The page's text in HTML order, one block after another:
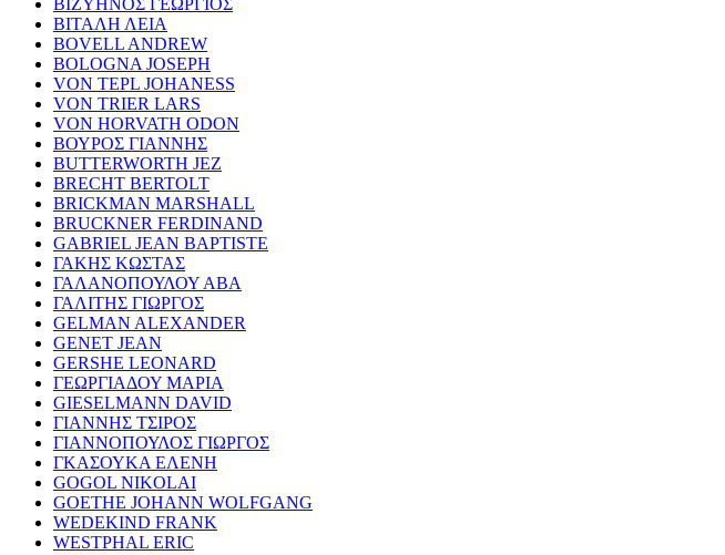
ΒΙΤΑΛΗ ΛΕΙΑ
BOVELL ANDREW
BOLOGNA JOSEPH
VON TEPL JOHANESS
VON TRIER LARS
VON HORVATH ODON
ΒΟΥΡΟΣ ΓΙΑΝΝΗΣ
BUTTERWORTH JEZ
BRECHT BERTOLT
BRICKMAN MARSHALL
BRUCKNER FERDINAND
GABRIEL JEAN BAPTISTE
ΓΑΚΗΣ ΚΩΣΤΑΣ
ΓΑΛΑΝΟΠΟΥΛΟΥ ΑΒΑ
ΓΑΛΙΤΗΣ ΓΙΩΡΓΟΣ
GELMAN ALEXANDER
GENET JEAN
GERSHE LEONARD
ΓΕΩΡΓΙΑΔΟΥ ΜΑΡΙΑ
GIESELMANN DAVID
ΓΙΑΝΝΗΣ ΤΣΙΡΟΣ
ΓΙΑΝΝΟΠΟΥΛΟΣ ΓΙΩΡΓΟΣ
ΓΚΑΣΟΥΚΑ ΕΛΕΝΗ
GOGOL NIKOLAI
GOETHE JOHANN WOLFGANG
WEDEKIND FRANK
WESTPHAL ERIC